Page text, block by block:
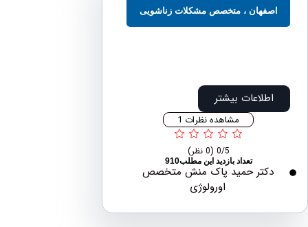
، متخصص مشکلات زناشویی
اطلاعات بیشتر
مشاهده نظرات 1
تعداد بازدید این مطلب910
دکتر حمید پاک منش متخصص
اورولوژی